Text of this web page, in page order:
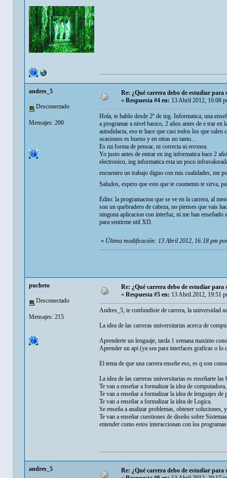
andres_5
Desconectado
Mensajes: 200
Re: ¿Qué carrera debo de estudiar para
«Respuesta #4 en:13 Abril 2012, 16:08
Hola, te hablo desde 2º de ing. Informatica, una
a programar a nivel basico, 2 años antes de e trar
autodidacta, eso te hace que casi todos los que
ocasiones es bueno y en otras no tanto...
Es mi forma de pensar, ni correcta ni erronea.
Yo justo antes de entrar en ing informatica hace 2
electronico, ing informatica esta un poco
encuentro un trabajo digno con mis cualidades, me
Saludos, espero que esto que te coomento te sirva,
Edito: la programacion que se ve en la carrera, al
son un quebradero de cabeza, no pienses que vais
ninguna aplicacion con interfaz, ni me han enseñado
para sentirme util XD.
«Última modificación: 13 Abril 2012, 16:18 pm
pucheto
Desconectado
Mensajes: 215
Re: ¿Qué carrera debo de estudiar para
« Respuesta #5 en: 13 Abril 2012, 19:51
Andres_5, te confundiste de carrera, la universidad
La idea de las carreras universitarias acerca de
Aprenderte un lenguaje, tarda 1 semana maximo
Aprender un api (ya sea para interfaces graficas o lo
El tema de que una carrera enseñe eso, es q son
La idea de las carreras universitarias es enseñarte
Te van a enseñar a formalizar la idea de
Te van a enseñar a formalizar la idea de lenguajes
Te van a enseñar a formalizar la idea de Logica.
Se enseña a analizar problemas, obtener soluciones,
Te van a enseñar cuestiones de diseño sobre
entender como estos interaccionan con los
andres_5
Re: ¿Qué carrera debo de estudiar para